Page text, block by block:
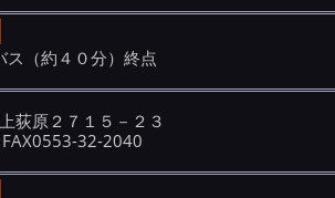
ス（約４０分）終点
荻原２７１５－２３
32-2040